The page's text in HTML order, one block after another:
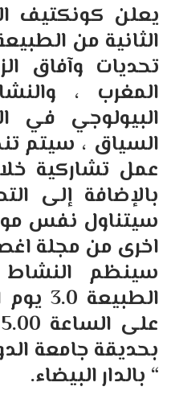
يعلن كونكتيف
الثانية من
تحديات وآفاق
المغرب ،
البيولوجي في
السياق ، سيتم
عمل تشاركية
بالإضافة إلى
سيتناول نفس
اخرى من مجلة
سينظم
الطبيعة
يوم
على الساعة
بحديقة جامعة
“ بالدار البيضاء.